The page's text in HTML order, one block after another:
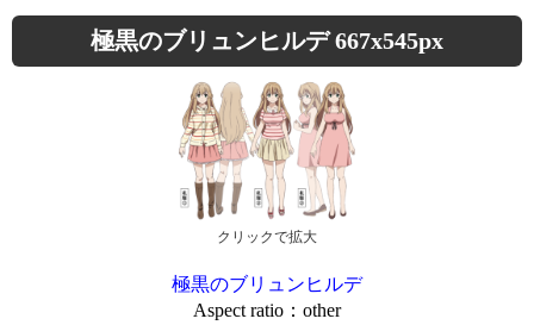
極黒のブリュンヒルデ 667x545px
クリックで拡大
極黒のブリュンヒルデ
Aspect ratio：other